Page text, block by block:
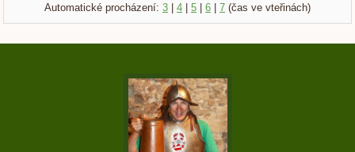
Automatické procházení: 3 | 4 | 5 | 6 | 7 (čas ve vteřinách)